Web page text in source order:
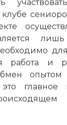
работа и